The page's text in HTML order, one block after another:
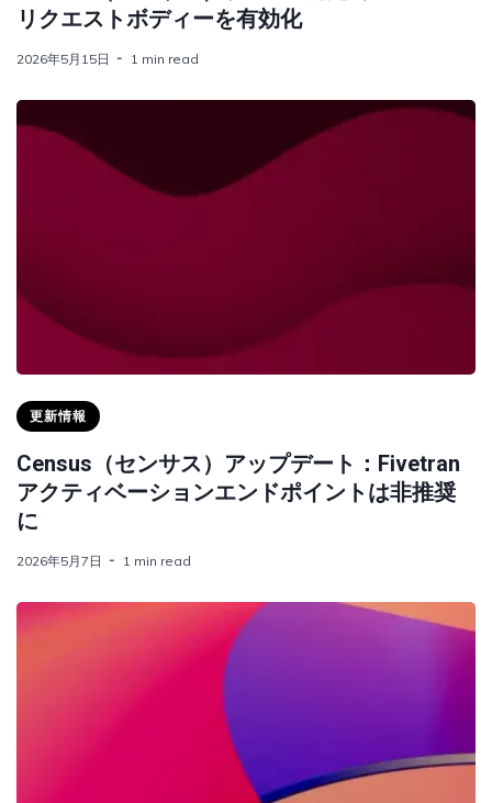
リクエストボディーを有効化
2026年5月15日 1 min read
更新情報
Census（センサス）アップデート：Fivetran
アクティベーションエンドポイントは非推奨
に
2026年5月7日 1 min read